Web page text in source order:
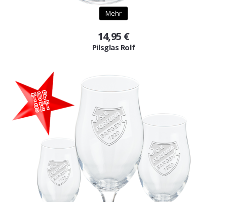
Mehr
14,95 €
Pilsglas Rolf